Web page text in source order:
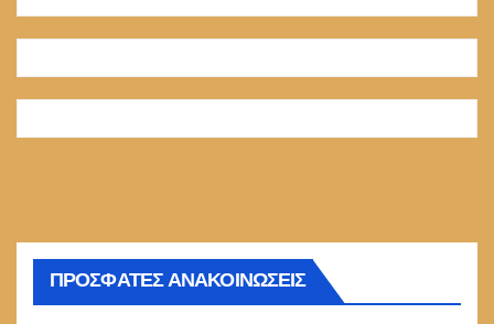
ΠΡΟΣΦΑΤΕΣ ΑΝΑΚΟΙΝΩΣΕΙΣ